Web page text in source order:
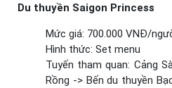
Du thuyền Saigon Princess
Mức giá: 700.000 VNĐ/
Hình thức: Set menu
Tuyến tham quan: Cảng
Rồng -> Bến du thuyền